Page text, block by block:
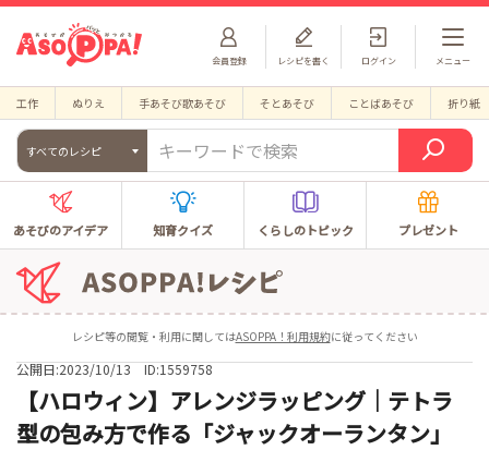
会員登録 ログイン
レシピを書く メニュー
工作 ぬりえ 手あそび歌あそび そとあそび ことばあそび 折り紙
すべてのレシピ
あそびのアイデア 知育クイズ くらしのトピック プレゼント
レシピ等の閲覧・利用に関してはASOPPA！利用規約に従ってください
公開日:2023/10/13 ID:1559758
【ハロウィン】アレンジラッピング｜テトラ
型の包み方で作る「ジャックオーランタン」